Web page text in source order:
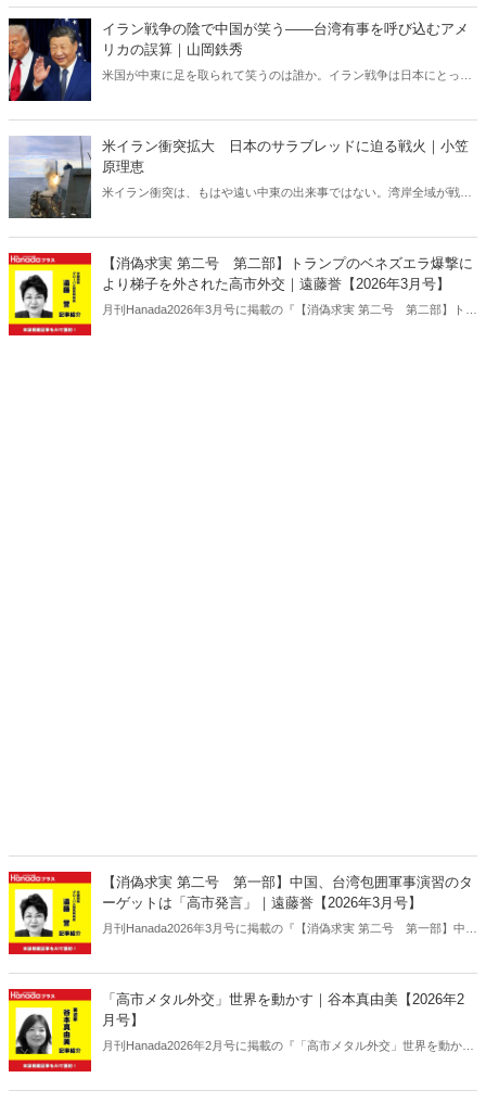
イラン戦争の陰で中国が笑う――台湾有事を呼び込むアメ
リカの誤算｜山岡鉄秀
米国が中東に足を取られて笑うのは誰か。イラン戦争は日本にとって
米イラン衝突拡大 日本のサラブレッドに迫る戦火｜小笠
原理恵
米イラン衝突は、もはや遠い中東の出来事ではない。湾岸全域が戦域
題がある。邦人保護は万全なのか。そして、国際舞台に立つ日本のサ
ラブレッドの安全は守られるのか。戦火は思わぬところに影を落とし
ている――。
【消偽求実 第二号 第二部】トランプのベネズエラ爆撃に
より梯子を外された高市外交｜遠藤誉【2026年3月号】
月刊Hanada2026年3月号に掲載の『【消偽求実 第二号 第二部】トラ
【消偽求実 第二号 第一部】中国、台湾包囲軍事演習のタ
ーゲットは「高市発言」｜遠藤誉【2026年3月号】
月刊Hanada2026年3月号に掲載の『【消偽求実 第二号 第一部】中
「高市メタル外交」世界を動かす｜谷本真由美【2026年2
月号】
月刊Hanada2026年2月号に掲載の『「高市メタル外交」世界を動かす